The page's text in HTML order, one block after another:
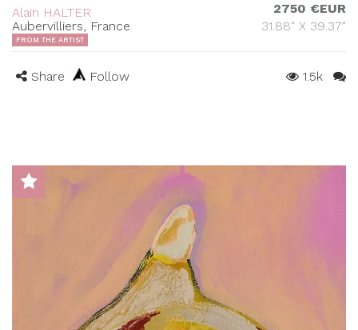
Alain HALTER
Aubervilliers, France
2750 €EUR
31.88" X 39.37"
FROM THE ARTIST
Share Follow 1.5k